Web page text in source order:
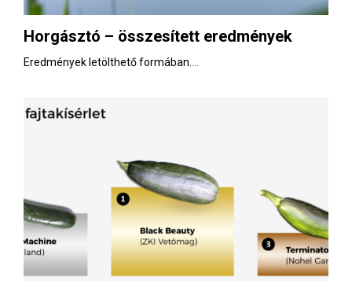
Horgásztó – összesített eredmények
Eredmények letölthető formában....